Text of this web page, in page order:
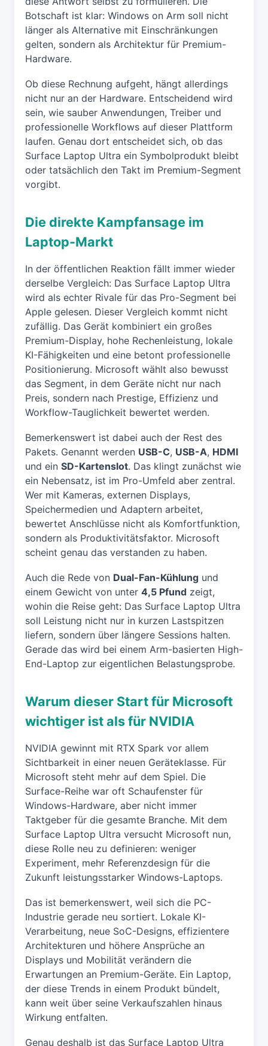
Botschaft ist klar: Windows on Arm soll nicht
länger als Alternative mit Einschränkungen
gelten, sondern als Architektur für Premium-
Hardware.
Ob diese Rechnung aufgeht, hängt allerdings
nicht nur an der Hardware. Entscheidend wird
sein, wie sauber Anwendungen, Treiber und
professionelle Workflows auf dieser Plattform
laufen. Genau dort entscheidet sich, ob das
Surface Laptop Ultra ein Symbolprodukt bleibt
oder tatsächlich den Takt im Premium-Segment
vorgibt.
Die direkte Kampfansage im
Laptop-Markt
In der öffentlichen Reaktion fällt immer wieder
derselbe Vergleich: Das Surface Laptop Ultra
wird als echter Rivale für das Pro-Segment bei
Apple gelesen. Dieser Vergleich kommt nicht
zufällig. Das Gerät kombiniert ein großes
Premium-Display, hohe Rechenleistung, lokale
KI-Fähigkeiten und eine betont professionelle
Positionierung. Microsoft wählt also bewusst
das Segment, in dem Geräte nicht nur nach
Preis, sondern nach Prestige, Effizienz und
Workflow-Tauglichkeit bewertet werden.
Bemerkenswert ist dabei auch der Rest des
Pakets. Genannt werden USB-C, USB-A, HDMI
und ein SD-Kartenslot. Das klingt zunächst wie
ein Nebensatz, ist im Pro-Umfeld aber zentral.
Wer mit Kameras, externen Displays,
Speichermedien und Adaptern arbeitet,
bewertet Anschlüsse nicht als Komfortfunktion,
sondern als Produktivitätsfaktor. Microsoft
scheint genau das verstanden zu haben.
Auch die Rede von Dual-Fan-Kühlung und
einem Gewicht von unter 4,5 Pfund zeigt,
wohin die Reise geht: Das Surface Laptop Ultra
soll Leistung nicht nur in kurzen Lastspitzen
liefern, sondern über längere Sessions halten.
Gerade das wird bei einem Arm-basierten High-
End-Laptop zur eigentlichen Belastungsprobe.
Warum dieser Start für Microsoft
wichtiger ist als für NVIDIA
NVIDIA gewinnt mit RTX Spark vor allem
Sichtbarkeit in einer neuen Geräteklasse. Für
Microsoft steht mehr auf dem Spiel. Die
Surface-Reihe war oft Schaufenster für
Windows-Hardware, aber nicht immer
Taktgeber für die gesamte Branche. Mit dem
Surface Laptop Ultra versucht Microsoft nun,
diese Rolle neu zu definieren: weniger
Experiment, mehr Referenzdesign für die
Zukunft leistungsstarker Windows-Laptops.
Das ist bemerkenswert, weil sich die PC-
Industrie gerade neu sortiert. Lokale KI-
Verarbeitung, neue SoC-Designs, effizientere
Architekturen und höhere Ansprüche an
Displays und Mobilität verändern die
Erwartungen an Premium-Geräte. Ein Laptop,
der diese Trends in einem Produkt bündelt,
kann weit über seine Verkaufszahlen hinaus
Wirkung entfalten.
Genau deshalb ist das Surface Laptop Ultra